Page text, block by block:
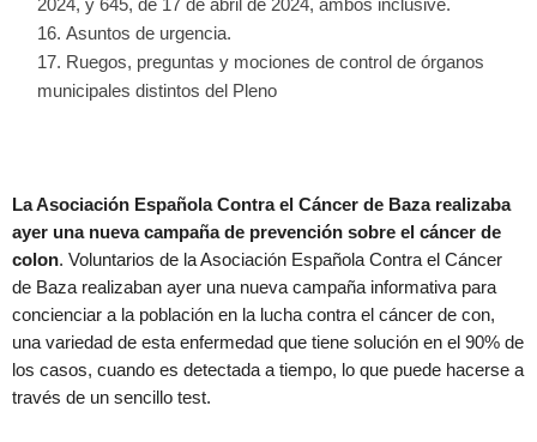
2024, y 645, de 17 de abril de 2024, ambos inclusive.
Asuntos de urgencia.
Ruegos, preguntas y mociones de control de órganos
municipales distintos del Pleno
La Asociación Española Contra el Cáncer de Baza realizaba
ayer una nueva campaña de prevención sobre el cáncer de
colon. Voluntarios de la Asociación Española Contra el Cáncer
de Baza realizaban ayer una nueva campaña informativa para
concienciar a la población en la lucha contra el cáncer de con,
una variedad de esta enfermedad que tiene solución en el 90% de
los casos, cuando es detectada a tiempo, lo que puede hacerse a
través de un sencillo test.